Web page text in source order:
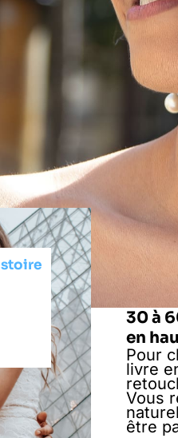
30 à
en
Pour
livre
Vous
être